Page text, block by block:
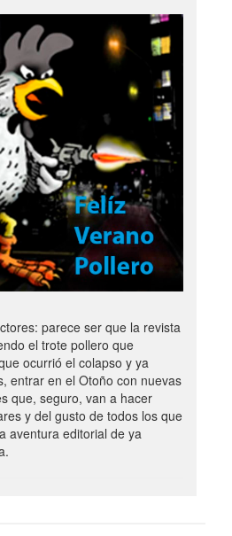
parece ser que la revista
el trote pollero que
ocurrió el colapso y ya
entrar en el Otoño con nuevas
que, seguro, van a hacer
y del gusto de todos los que
aventura editorial de ya